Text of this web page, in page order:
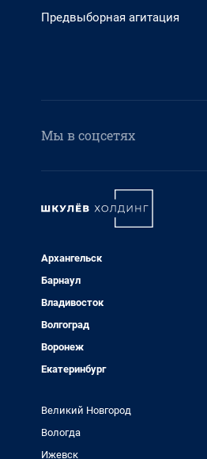
Предвыборная агитация
Мы в соцсетях
Архангельск
Барнаул
Владивосток
Волгоград
Воронеж
Екатеринбург
Великий Новгород
Вологда
Ижевск